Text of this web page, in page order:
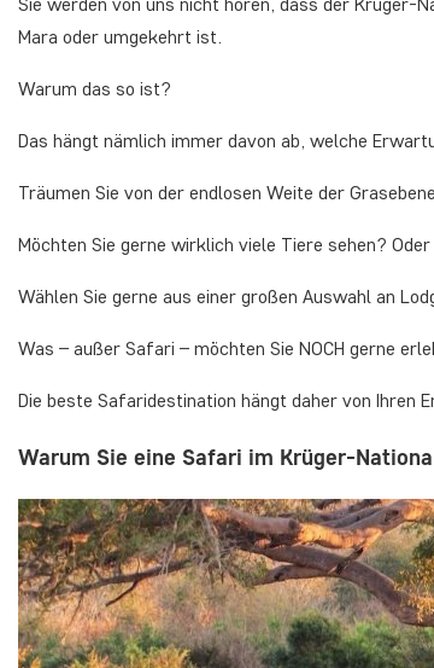
Mara oder umgekehrt ist.
Warum das so ist?
Das hängt nämlich immer davon ab, welche
Träumen Sie von der endlosen Weite der
Möchten Sie gerne wirklich viele Tiere sehen?
Wählen Sie gerne aus einer großen Auswahl an
Was – außer Safari – möchten Sie NOCH gerne
Die beste Safaridestination hängt daher von Ihren
Warum Sie eine Safari im Krüger-